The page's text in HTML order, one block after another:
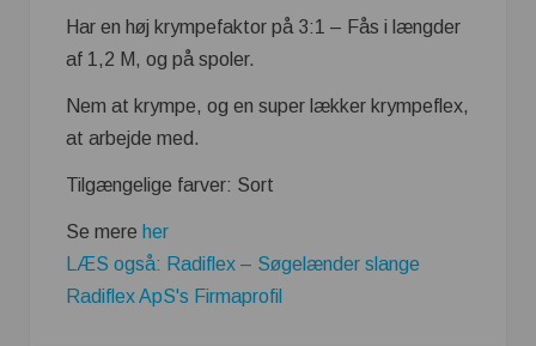
Har en høj krympefaktor på 3:1 – Fås i længder
af 1,2 M, og på spoler.
Nem at krympe, og en super lækker krympeflex,
at arbejde med.
Tilgængelige farver: Sort
Se mere her
LÆS også: Radiflex – Søgelænder slange
Radiflex ApS's Firmaprofil